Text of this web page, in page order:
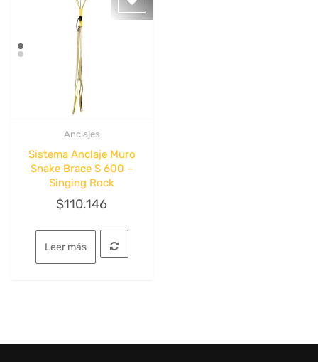
Anclajes
Sistema Anclaje Muro
Snake Brace S 600 –
Singing Rock
$110.146
Leer más